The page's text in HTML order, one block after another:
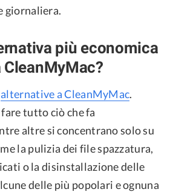
giornaliera.
più economica
alternative a CleanMyMac.
tutto ciò che fa
altre si concentrano solo su
la pulizia dei file spazzatura,
o la disinstallazione delle
delle più popolari e ognuna